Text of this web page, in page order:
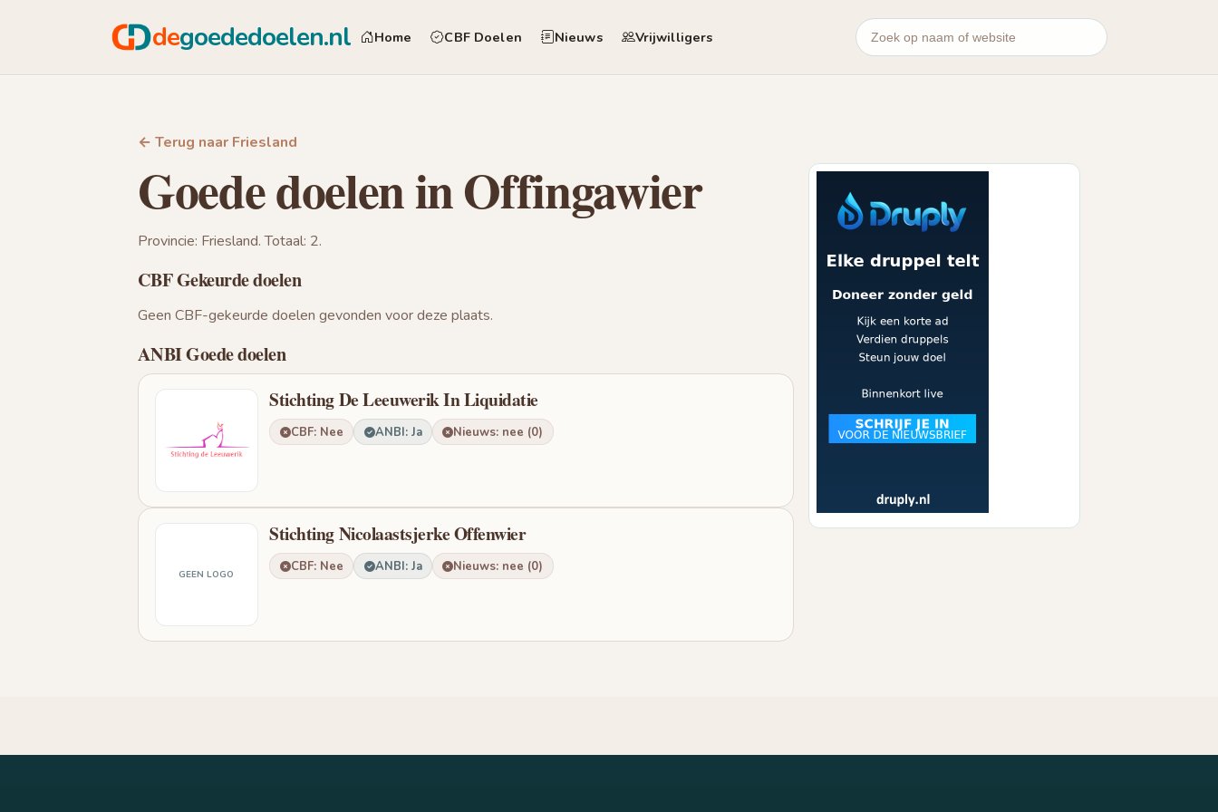
degoededoelen.nl Home CBF Doelen Nieuws Vrijwilligers
← Terug naar Friesland
Goede doelen in Offingawier
Provincie: Friesland. Totaal: 2.
CBF Gekeurde doelen
Geen CBF-gekeurde doelen gevonden voor deze plaats.
ANBI Goede doelen
Stichting De Leeuwerik In Liquidatie
CBF: Nee ANBI: Ja Nieuws: nee (0)
GEEN LOGO
Stichting Nicolaastsjerke Offenwier
CBF: Nee ANBI: Ja Nieuws: nee (0)